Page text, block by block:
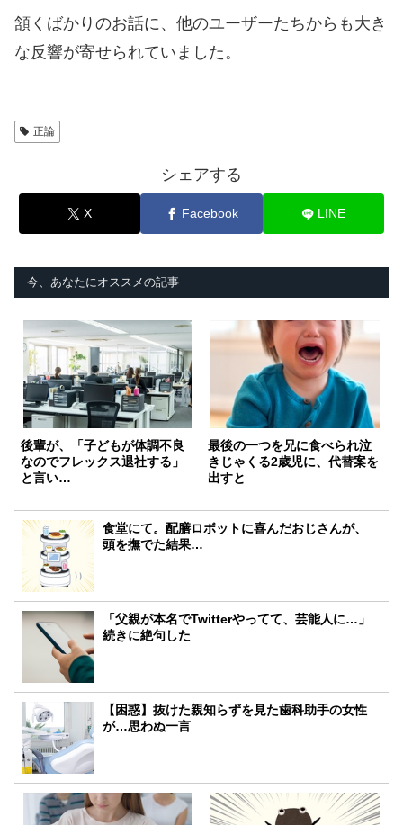
頷くばかりのお話に、他のユーザーたちからも大き
な反響が寄せられていました。
正論
シェアする
X Facebook LINE
今、あなたにオススメの記事
後輩が、「子どもが体調不良
なのでフレックス退社する」
と言い…
最後の一つを兄に食べられ泣
きじゃくる2歳児に、代替案を
出すと
食堂にて。配膳ロボットに喜んだおじさんが、
頭を撫でた結果…
「父親が本名でTwitterやってて、芸能人に…」
続きに絶句した
【困惑】抜けた親知らずを見た歯科助手の女性
が…思わぬ一言